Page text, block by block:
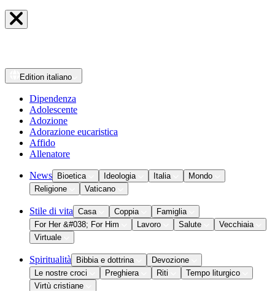
Edition italiano
Dipendenza
Adolescente
Adozione
Adorazione eucaristica
Affido
Allenatore
News Bioetica Ideologia Italia
Mondo
Religione
Vaticano
Stile di vita Casa Coppia
Famiglia
For Her &#038; For Him
Lavoro Salute
Vecchiaia
Virtuale
Spiritualità Bibbia e dottrina
Devozione
Le nostre croci
Preghiera Riti
Tempo liturgico
Virtù cristiane